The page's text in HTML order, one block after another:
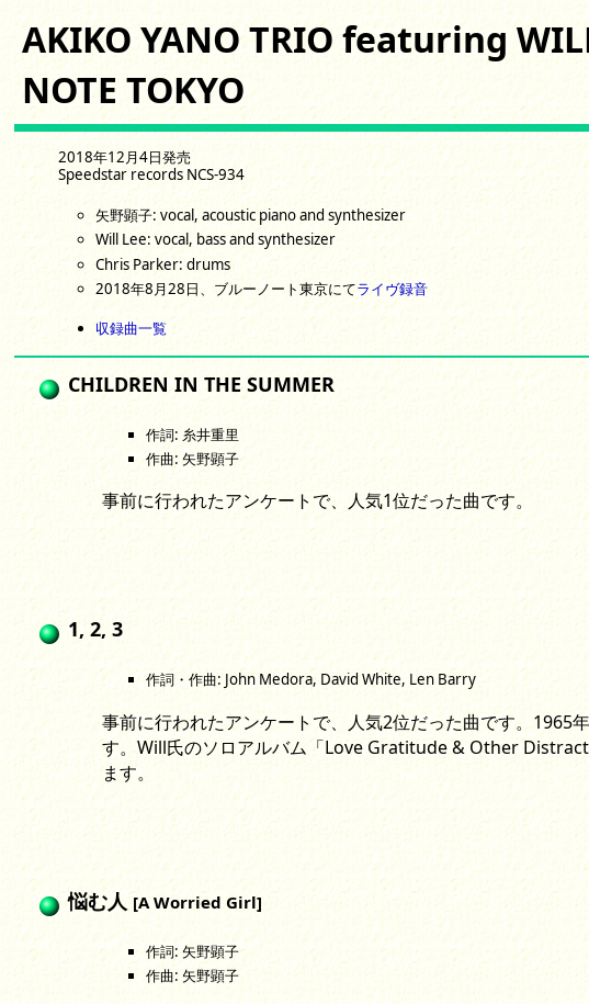
AKIKO YANO TRIO featuring
NOTE TOKYO
2018年12月4日発売
Speedstar records NCS-934
矢野顕子: vocal, acoustic piano and synthesizer
Will Lee: vocal, bass and synthesizer
Chris Parker: drums
2018年8月28日、ブルーノート東京にてライヴ録音
収録曲一覧
CHILDREN IN THE SUMMER
作詞: 糸井重里
作曲: 矢野顕子
事前に行われたアンケートで、人気1位だった曲です。
1, 2, 3
作詞・作曲: John Medora, David White, Len Barry
事前に行われたアンケートで、人気2位だった曲です。1965
す。Will氏のソロアルバム「Love Gratitude & Other
ます。
悩む人[A Worried Girl]
作詞: 矢野顕子
作曲: 矢野顕子